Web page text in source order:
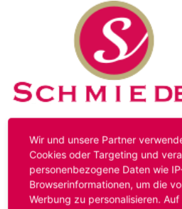
Kontakt Impressum
Hinweis:Das von ihnen
bereits ausgelaufen. Alternative
Wir und unsere Partner
Cookies oder Targeting und
personenbezogene Daten wie
Browserinformationen, um die
Werbung zu personalisieren.